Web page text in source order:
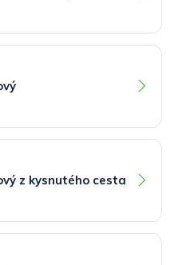
z kysnutého cesta